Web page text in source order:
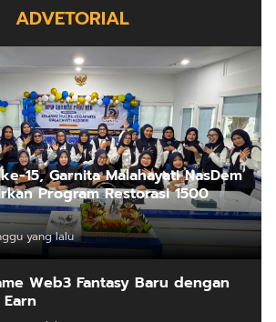
ADVETORIAL
15, Garnita Malahayati NasDem
Program Restorasi 1500
yang lalu
Web3 Fantasy Baru dengan